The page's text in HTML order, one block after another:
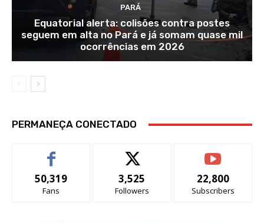
PARÁ
Equatorial alerta: colisões contra postes
seguem em alta no Pará e já somam quase mil
ocorrências em 2026
PERMANEÇA CONECTADO
50,319
Fans
3,525
Followers
22,800
Subscribers